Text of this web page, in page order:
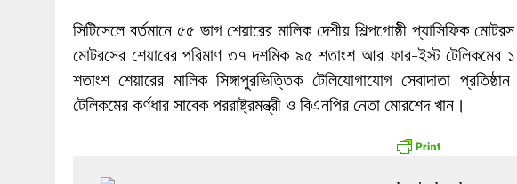
সিটিসেলে বর্তমানে ৫৫ ভাগ শেয়ারের মালিক দেশীয় শিল্পগোষ্ঠী প্যাসিফিক
মোটরসের শেয়ারের পরিমাণ ৩৭ দশমিক ৯৫ শতাংশ আর ফার-ইস্ট
শতাংশ শেয়ারের মালিক সিঙ্গাপুরভিত্তিক টেলিযোগাযোগ সেবাদাতা
টেলিকমের কর্ণধার সাবেক পররাষ্ট্রমন্ত্রী ও বিএনপির নেতা মোরশেদ খান।